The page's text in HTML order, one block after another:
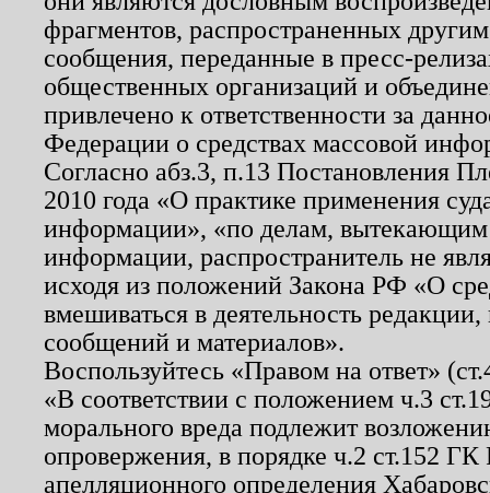
фрагментов, распространенных
сообщения, переданные в пресс-
общественных организаций и
привлечено к ответственности за
Федерации о средствах массовой
Согласно абз.3, п.13 Постановления
2010 года «О практике применения
информации», «по делам, вытекающим
информации, распространитель не
исходя из положений Закона РФ «О
вмешиваться в деятельность
сообщений и материалов».
Воспользуйтесь «Правом на ответ»
«В соответствии с положением ч.3
морального вреда подлежит
опровержения, в порядке ч.2 ст.152
апелляционного определения